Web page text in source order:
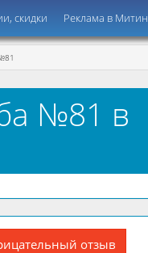
скидки Реклама в
№81 в
отзыв